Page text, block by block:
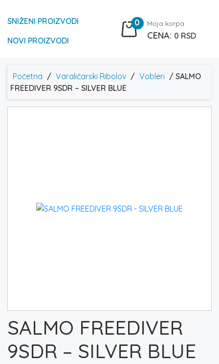
SNIŽENI PROIZVODI
NOVI PROIZVODI
0 Moja korpa
0 RSD
Početna / Varaličarski Ribolov / Vobleri / SALMO
FREEDIVER 9SDR – SILVER BLUE
SALMO FREEDIVER
9SDR – SILVER BLUE